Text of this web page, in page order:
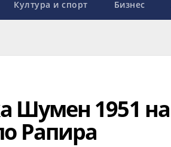
Култура и спорт Бизнес
Шумен 1951 на
Рапира